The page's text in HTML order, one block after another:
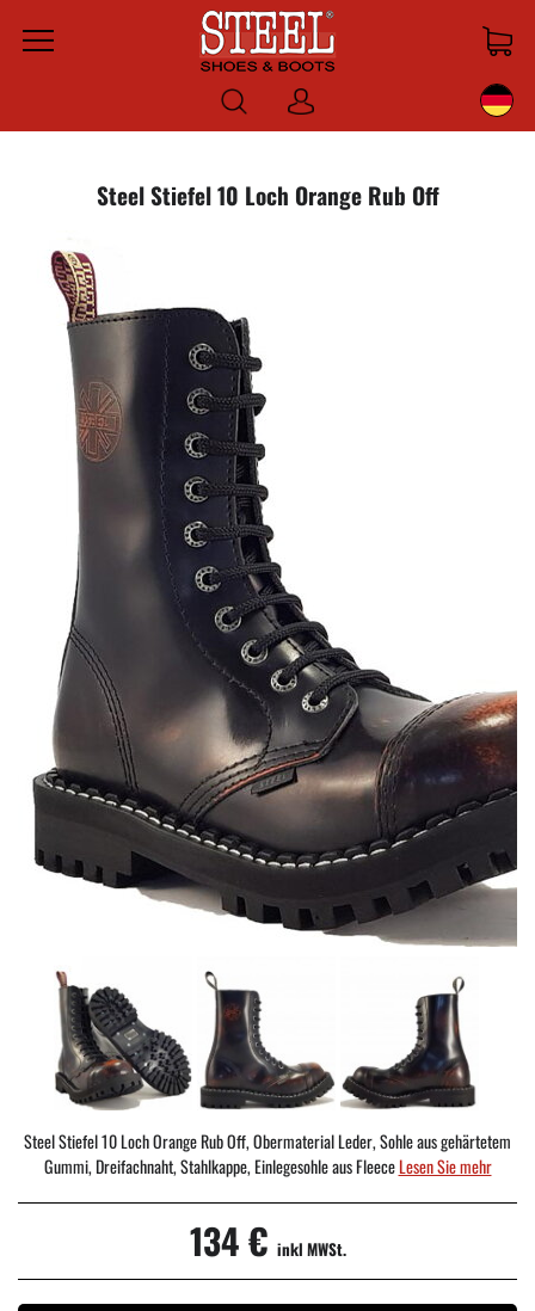
Menu
Anmelden
Steel Stiefel 10 Loch Orange Rub Off
Steel Stiefel 10 Loch Orange Rub Off, Obermaterial Leder, Sohle aus gehärtetem
Gummi, Dreifachnaht, Stahlkappe, Einlegesohle aus FleeceLesen Sie mehr
134 € inkl MWSt.